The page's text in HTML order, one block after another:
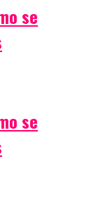
se
se